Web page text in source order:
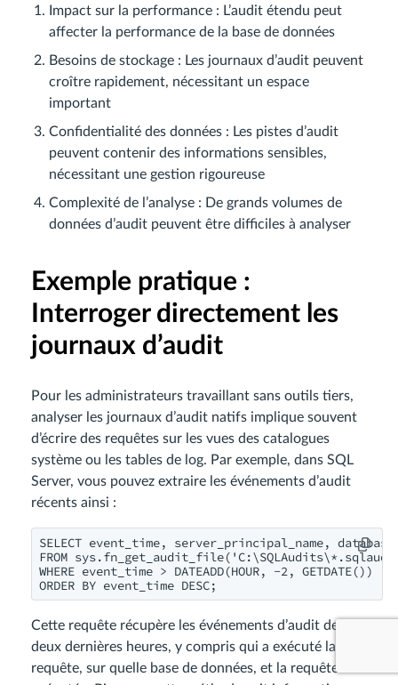
Impact sur la performance : L’audit étendu peut
affecter la performance de la base de données
Besoins de stockage : Les journaux d’audit peuvent
croître rapidement, nécessitant un espace
important
Confidentialité des données : Les pistes d’audit
peuvent contenir des informations sensibles,
nécessitant une gestion rigoureuse
Complexité de l’analyse : De grands volumes de
données d’audit peuvent être difficiles à analyser
Exemple pratique :
Interroger directement les
journaux d’audit
Pour les administrateurs travaillant sans outils tiers,
analyser les journaux d’audit natifs implique souvent
d’écrire des requêtes sur les vues des catalogues
système ou les tables de log. Par exemple, dans SQL
Server, vous pouvez extraire les événements d’audit
récents ainsi :
SELECT event_time, server_principal_name,
FROM sys.fn_get_audit_file('C:\SQLAudits\*.sqlaudit',
WHERE event_time > DATEADD(HOUR, -2, GETDATE())
Cette requête récupère les événements d’audit des
deux dernières heures, y compris qui a exécuté la
requête, sur quelle base de données, et la requête